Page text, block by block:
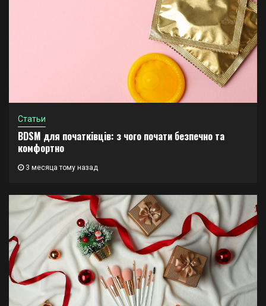
Статьи
BDSM для початківців: з чого почати безпечно та
комфортно
3 месяца тому назад